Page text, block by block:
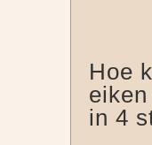
Hoe
in 4